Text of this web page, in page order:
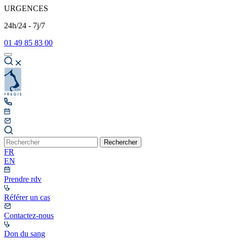
URGENCES
24h/24 - 7j/7
01 49 85 83 00
Rechercher
FR
EN
Prendre rdv
Référer un cas
Contactez-nous
Don du sang